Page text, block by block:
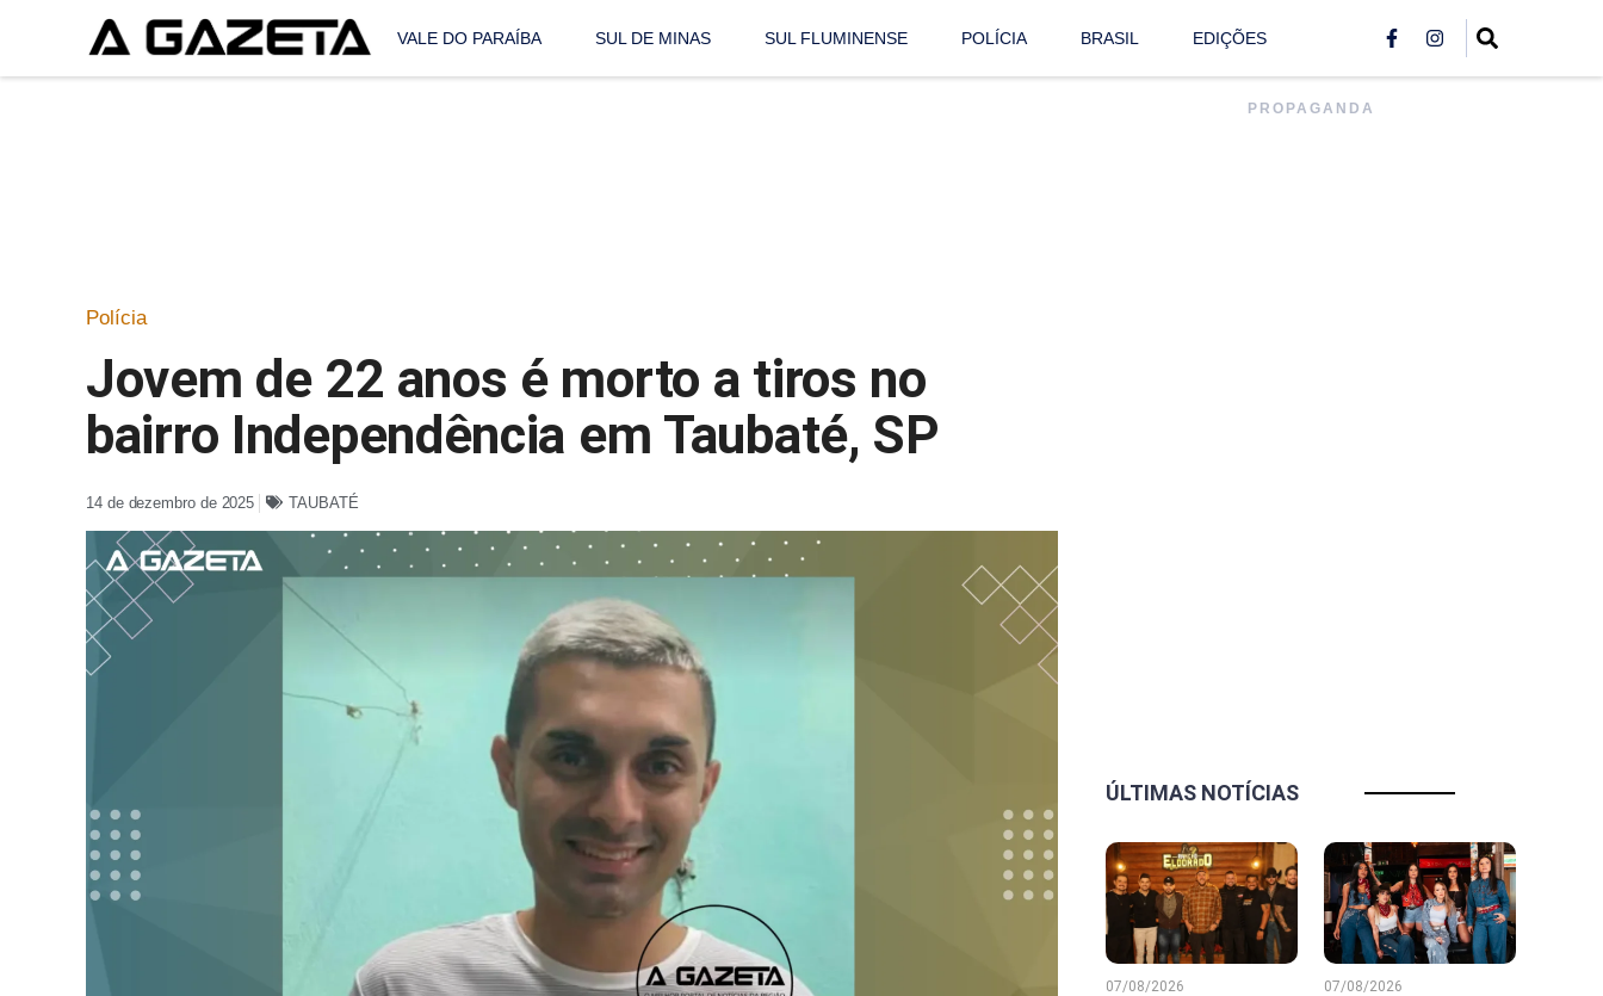
VALE DO PARAÍBA SUL DE MINAS SUL FLUMINENSE POLÍCIA BRASIL EDIÇÕES
Polícia
Jovem de 22 anos é morto a tiros no
bairro Independência em Taubaté, SP
14 de dezembro de 2025 TAUBATÉ
PROPAGANDA
ÚLTIMAS NOTÍCIAS
07/08/2026 07/08/2026